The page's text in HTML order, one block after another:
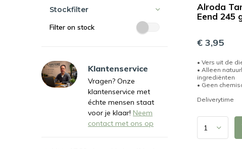
Alroda
Eend 245
€ 3,95
• Vers uit de
• Alleen
ingrediënten
• Geen
Deliverytime
Stockfilter
Filter on stock
Klantenservice
Vragen? Onze
klantenservice met
échte mensen staat
voor je klaar! Neem
contact met ons op